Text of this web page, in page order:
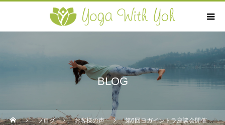
BLOG
ブログ お客様の声 第6回ヨガイントラ座談会開催しました！